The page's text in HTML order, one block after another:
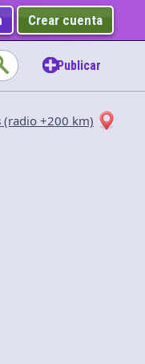
Crear cuenta
Publicar
(radio +200 km)